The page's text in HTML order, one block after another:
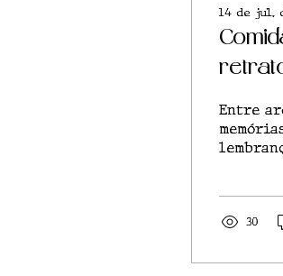
14 de jul.
Entre
30